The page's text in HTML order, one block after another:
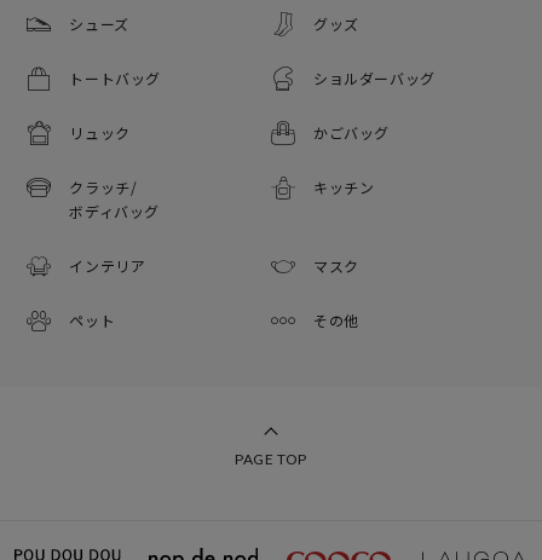
シューズ グッズ
トートバッグ ショルダーバッグ
リュック かごバッグ
クラッチ/
ボディバッグ
キッチン
インテリア マスク
ペット その他
PAGE TOP